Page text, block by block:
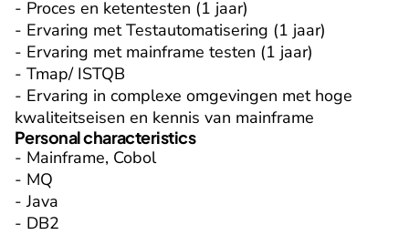
- Proces en ketentesten (1 jaar)
- Ervaring met Testautomatisering (1 jaar)
- Ervaring met mainframe testen (1 jaar)
- Tmap/ ISTQB
- Ervaring in complexe omgevingen met hoge
kwaliteitseisen en kennis van mainframe
Personal characteristics
- Mainframe, Cobol
- MQ
- Java
- DB2